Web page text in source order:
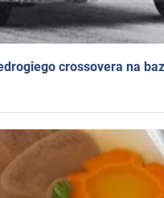
crossovera na